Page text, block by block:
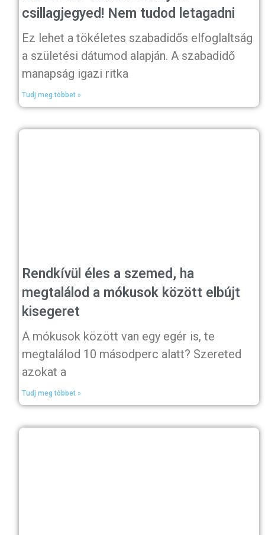
csillagjegyed! Nem tudod letagadni
Ez lehet a tökéletes szabadidős elfoglaltság
a születési dátumod alapján. A szabadidő
manapság igazi ritka
Tudj meg többet »
Rendkívül éles a szemed, ha
megtalálod a mókusok között elbújt
kisegeret
A mókusok között van egy egér is, te
megtalálod 10 másodperc alatt? Szereted
azokat a
Tudj meg többet »